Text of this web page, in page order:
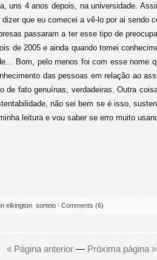
uns 4 anos depois, na universidade.
que eu comecei a vê-lo por ai sendo
passaram a ter esse tipo de
de 2005 e ainda quando tomei
Bom, pelo menos foi com esse nome
das pessoas em relação ao
de fato genuínas, verdadeiras. Outra
não sei bem se é isso,
leitura e vou saber se erro muito
elkington sorteio | Comments (6)
« Página anterior — Próxima página »